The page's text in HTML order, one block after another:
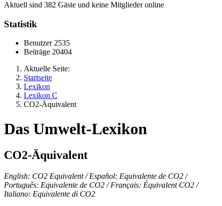
Aktuell sind 382 Gäste und keine Mitglieder online
Statistik
Benutzer2535
Beiträge 20404
Aktuelle Seite:
Startseite
Lexikon
Lexikon C
CO2-Äquivalent
Das Umwelt-Lexikon
CO2-Äquivalent
English: CO2 Equivalent / Español: Equivalente de CO2 /
Português: Equivalente de CO2 / Français: Équivalent CO2 /
Italiano: Equivalente di CO2